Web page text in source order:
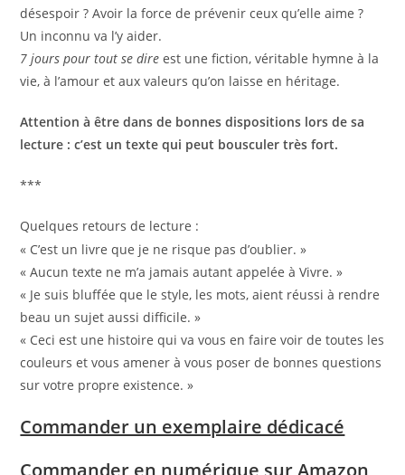
désespoir ? Avoir la force de prévenir ceux qu’elle aime ?
Un inconnu va l’y aider.
7 jours pour tout se dire est une fiction, véritable hymne à la
vie, à l’amour et aux valeurs qu’on laisse en héritage.
Attention à être dans de bonnes dispositions lors de sa
lecture : c’est un texte qui peut bousculer très fort.
***
Quelques retours de lecture :
« C’est un livre que je ne risque pas d’oublier. »
« Aucun texte ne m’a jamais autant appelée à Vivre. »
« Je suis bluffée que le style, les mots, aient réussi à rendre
beau un sujet aussi difficile. »
« Ceci est une histoire qui va vous en faire voir de toutes les
couleurs et vous amener à vous poser de bonnes questions
sur votre propre existence. »
Commander un exemplaire dédicacé
Commander en numérique sur Amazon